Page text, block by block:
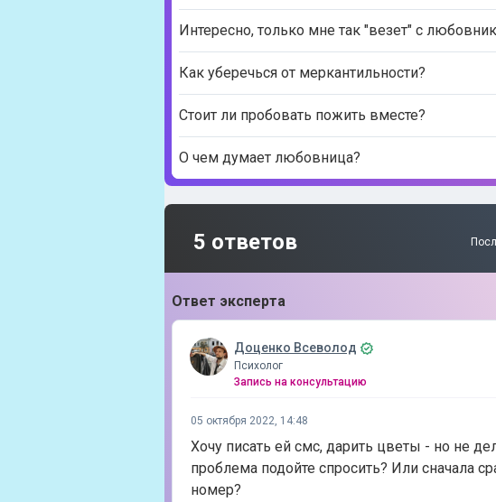
Интересно, только мне так "везет" с
Как уберечься от меркантильности?
Стоит ли пробовать пожить вместе?
О чем думает любовница?
5 ответов
Ответ эксперта
Доценко Всеволод
Психолог
Запись на консультацию
05 октября 2022, 14:48
Хочу писать ей смс, дарить цветы - но не
проблема подойте спросить? Или сначала
номер?